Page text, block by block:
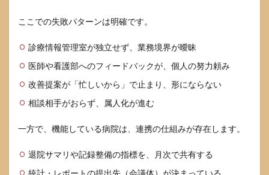
拡
で回
る
5
年収
アの
し方
5.1
ここでの失敗パターンは明確です。
診療情報管理室が独立せず、業務境界が曖昧
医師や看護部へのフィードバックが、個人の努力頼み
改善提案が「忙しいから」で止まり、形にならない
相談相手がおらず、属人化が進む
一方で、機能している病院は、連携の仕組みが存在します。
退院サマリや記録整備の指標を、月次で共有する
統計・レポートの提出先（会議体）が決まっている